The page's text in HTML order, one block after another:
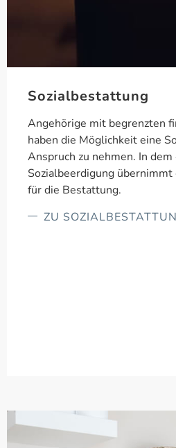
Sozialbestattung
Angehörige mit begrenzten
haben die Möglichkeit eine
Anspruch zu nehmen. In
Sozialbeerdigung
für die Bestattung.
ZU